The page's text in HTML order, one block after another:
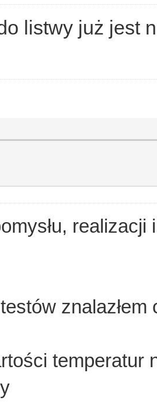
listwy już jest
realizacji
znalazłem
temperatur